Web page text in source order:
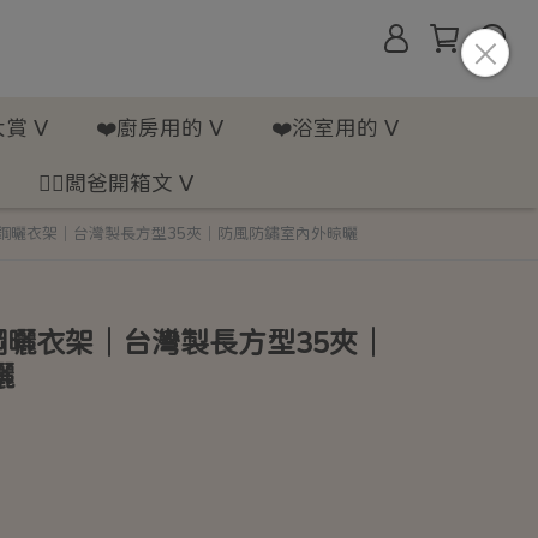
賞 ᐯ ❤️廚房用的 ᐯ ❤️浴室用的 ᐯ
💁‍♂️闆爸開箱文 ᐯ
曬衣架｜台灣製長方型35夾｜防風防鏽室內外晾曬
衣架｜台灣製長方型35夾｜